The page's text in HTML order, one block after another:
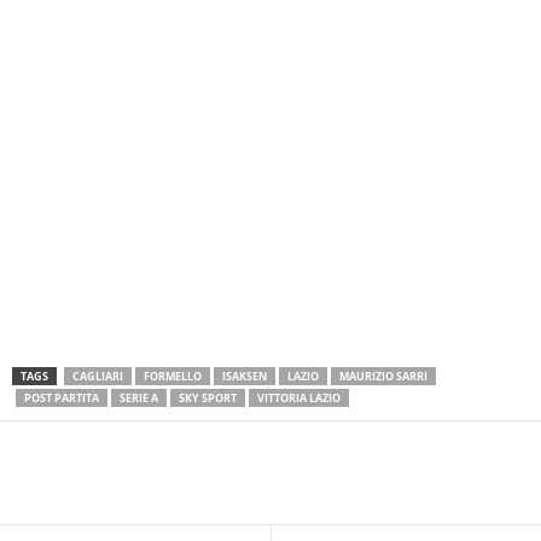
TAGS CAGLIARI FORMELLO ISAKSEN LAZIO
MAURIZIO SARRI
POST PARTITA
SERIE A SKY SPORT VITTORIA LAZIO